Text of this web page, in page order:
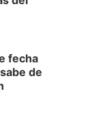
fecha
de